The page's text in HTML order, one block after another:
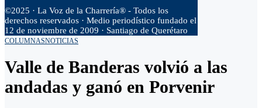
©2025 · La Voz de la Charrería® - Todos los
derechos reservados · Medio periodístico fundado el
12 de noviembre de 2009 · Santiago de Querétaro
COLUMNASNOTICIAS
Valle de Banderas volvió a las
andadas y ganó en Porvenir